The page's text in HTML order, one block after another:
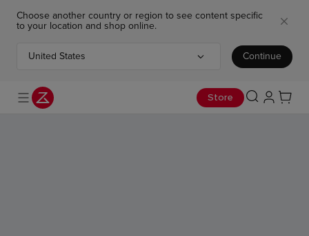
Choose another country or region to see content specific
to your location and shop online.
United States
Choose your country or region
Continue
Jaa suuruutesi ja voita upeita Real Madrid -palkintoja Liity nyt
Kesälahjat – bestsellerit ja ilmaiset lahjat Lue lisää
Kesäale: Saros 10R - säästä jopa 550 €
Store